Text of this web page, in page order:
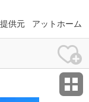
供元 アットホーム